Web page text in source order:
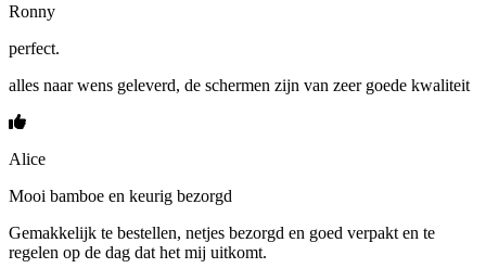
Ronny
perfect.
alles naar wens geleverd, de schermen zijn van zeer goede kwaliteit
Alice
Mooi bamboe en keurig bezorgd
Gemakkelijk te bestellen, netjes bezorgd en goed verpakt en te
regelen op de dag dat het mij uitkomt.